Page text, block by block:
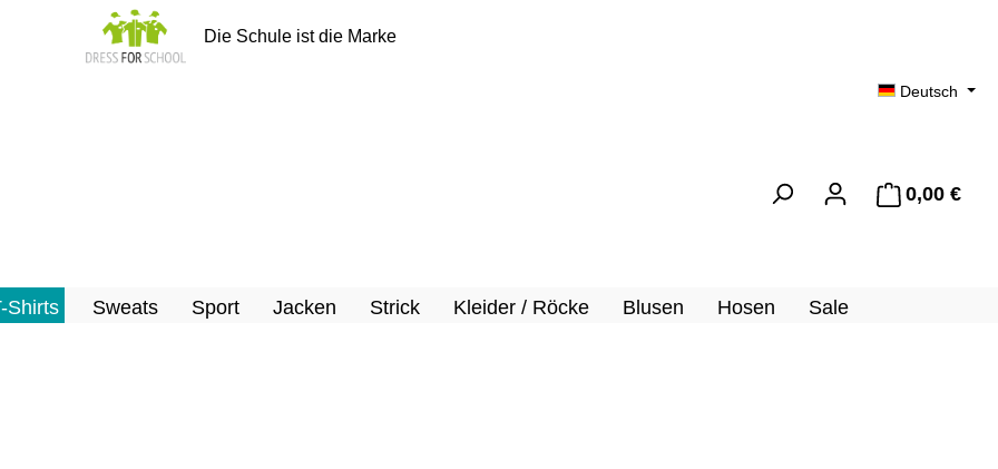
Die Schule ist die Marke
Deutsch
0,00 €
Shirts Sweats Sport Jacken Strick Kleider / Röcke Blusen Hosen Sale